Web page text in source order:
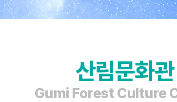
산림문화관
Gumi Forest Culture